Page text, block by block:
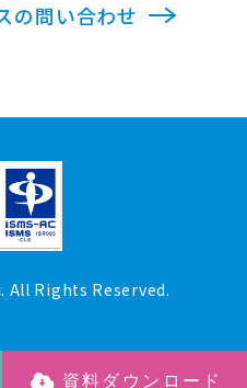
資料ダウンロード
の問い合わせ
Rights Reserved.